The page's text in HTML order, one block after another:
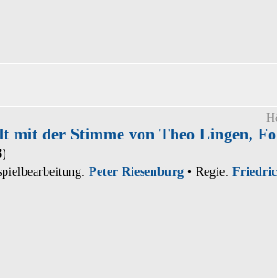
mit der Stimme von Theo Lingen,
)
Peter Riesenburg • Regie: